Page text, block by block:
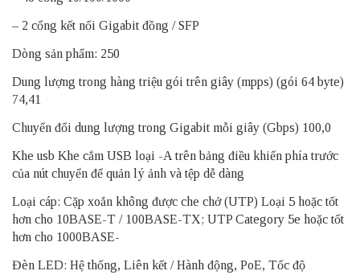
– 2 cổng kết nối Gigabit đồng / SFP
Dòng sản phẩm: 250
Dung lượng trong hàng triệu gói trên giây (mpps) (gói 64 byte)
74,41
Chuyển đổi dung lượng trong Gigabit mỗi giây (Gbps) 100,0
Khe usb Khe cắm USB loại -A trên bảng điều khiển phía trước
của nút chuyển để quản lý ảnh và tệp dễ dàng
Loại cáp: Cặp xoắn không được che chở (UTP) Loại 5 hoặc tốt
hơn cho 10BASE-T / 100BASE-TX; UTP Category 5e hoặc tốt
hơn cho 1000BASE-
Đèn LED: Hệ thống, Liên kết / Hành động, PoE, Tốc độ